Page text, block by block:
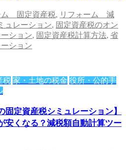
ム 固定資産税, リフォーム 減
ュレーション, 固定資産税のオン
ション, 固定資産税計算方法, 省
ション
税 家・土地の税金 役所・公的手
固定資産税シミュレーション】
安くなる？減税額自動計算ツー